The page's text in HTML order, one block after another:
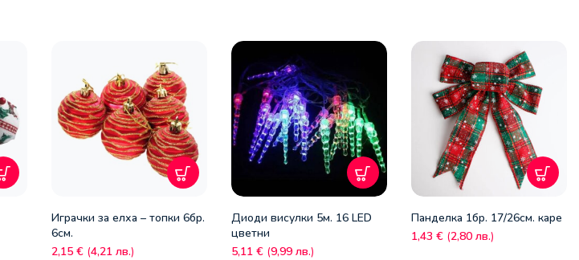
Играчки за елха – топки 6бр.
6см.
2,15 € (4,21 лв.)
Диоди висулки 5м. 16 LED
цветни
5,11 € (9,99 лв.)
Панделка 1бр. 17/26cм. каре
1,43 € (2,80 лв.)